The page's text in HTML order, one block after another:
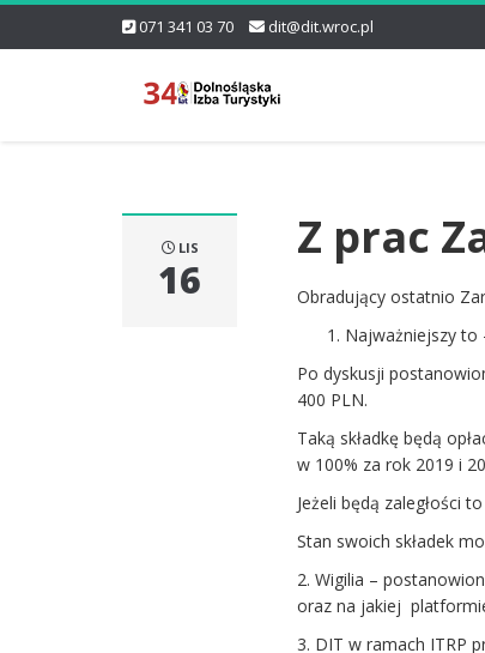
071 341 03 70 dit@dit.wroc.pl
LIS
16
Z prac
Obradujący ostatnio
Najważniejszy to
Po dyskusji
400 PLN.
Taką składkę będą
w 100% za rok 2019 i
Jeżeli będą zaległości
Stan swoich składek
2. Wigilia –
oraz na jakiej
3. DIT w ramach ITRP